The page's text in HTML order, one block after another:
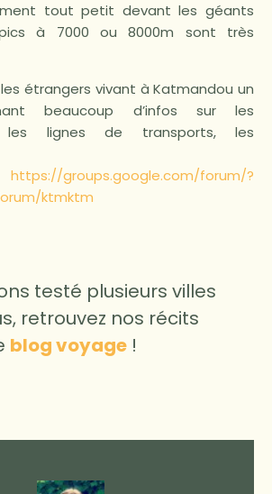
tout petit devant les géants
à 7000 ou 8000m sont très
étrangers vivant à Katmandou un
beaucoup d’infos sur les
les lignes de transports, les
groups.google.com/forum/?
ktmktm
testé plusieurs villes
retrouvez nos récits
blog voyage!